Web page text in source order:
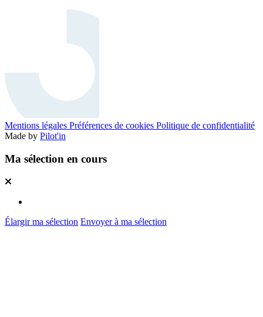
Mentions légales Préférences de cookies Politique de confidentialité
Made by Pilot'in
Ma sélection en cours
Élargir ma sélection Envoyer à ma sélection